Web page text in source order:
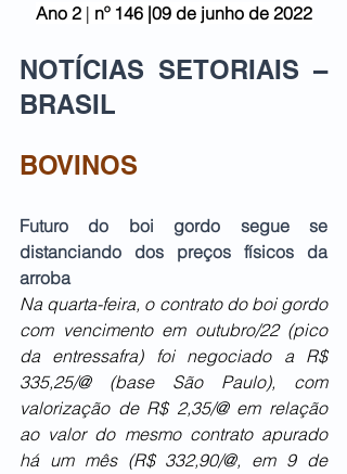
Ano 2 | nº 146 |09 de junho de 2022
NOTÍCIAS SETORIAIS –
BRASIL
BOVINOS
Futuro do boi gordo segue se
distanciando dos preços físicos da
arroba
Na quarta-feira, o contrato do boi gordo
com vencimento em outubro/22 (pico
da entressafra) foi negociado a R$
335,25/@ (base São Paulo), com
valorização de R$ 2,35/@ em relação
ao valor do mesmo contrato apurado
há um mês (R$ 332,90/@, em 9 de